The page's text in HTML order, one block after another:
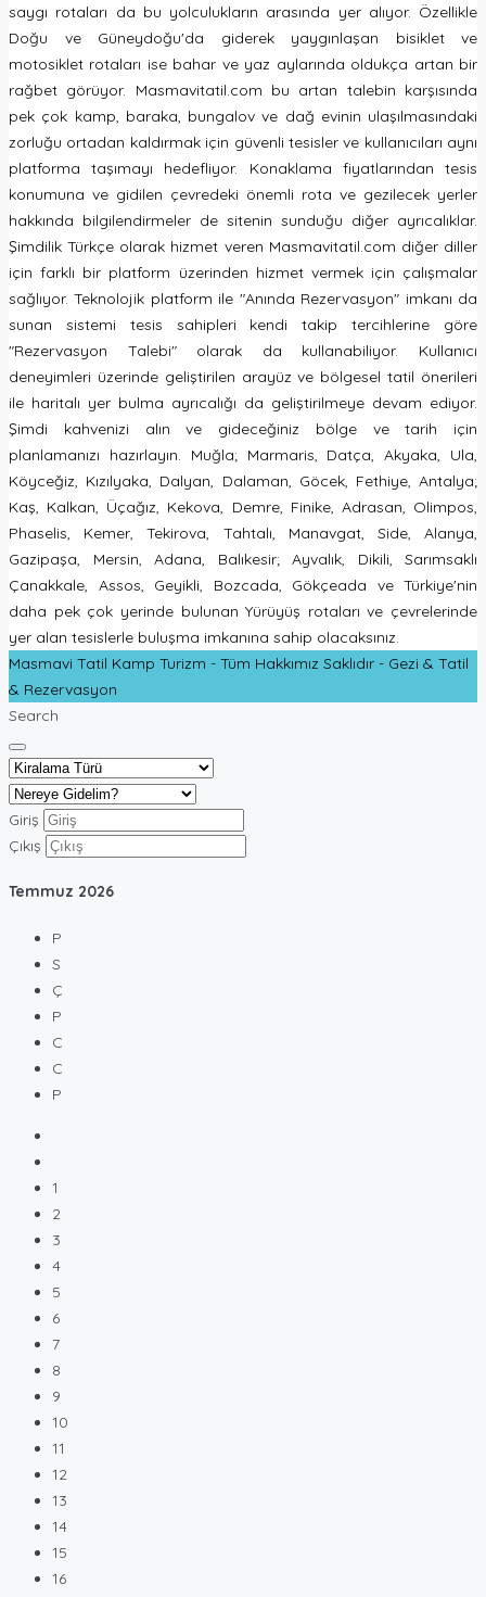
saygı rotaları da bu yolculukların arasında yer alıyor. Özellikle
Doğu ve Güneydoğu'da giderek yaygınlaşan bisiklet ve
motosiklet rotaları ise bahar ve yaz aylarında oldukça artan bir
rağbet görüyor. Masmavitatil.com bu artan talebin karşısında
pek çok kamp, baraka, bungalov ve dağ evinin ulaşılmasındaki
zorluğu ortadan kaldırmak için güvenli tesisler ve kullanıcıları aynı
platforma taşımayı hedefliyor. Konaklama fiyatlarından tesis
konumuna ve gidilen çevredeki önemli rota ve gezilecek yerler
hakkında bilgilendirmeler de sitenin sunduğu diğer ayrıcalıklar.
Şimdilik Türkçe olarak hizmet veren Masmavitatil.com diğer diller
için farklı bir platform üzerinden hizmet vermek için çalışmalar
sağlıyor. Teknolojik platform ile "Anında Rezervasyon" imkanı da
sunan sistemi tesis sahipleri kendi takip tercihlerine göre
"Rezervasyon Talebi" olarak da kullanabiliyor. Kullanıcı
deneyimleri üzerinde geliştirilen arayüz ve bölgesel tatil önerileri
ile haritalı yer bulma ayrıcalığı da geliştirilmeye devam ediyor.
Şimdi kahvenizi alın ve gideceğiniz bölge ve tarih için
planlamanızı hazırlayın. Muğla; Marmaris, Datça, Akyaka, Ula,
Köyceğiz, Kızılyaka, Dalyan, Dalaman, Göcek, Fethiye, Antalya;
Kaş, Kalkan, Üçağız, Kekova, Demre, Finike, Adrasan, Olimpos,
Phaselis, Kemer, Tekirova, Tahtalı, Manavgat, Side, Alanya,
Gazipaşa, Mersin, Adana, Balıkesir; Ayvalık, Dikili, Sarımsaklı
Çanakkale, Assos, Geyikli, Bozcada, Gökçeada ve Türkiye'nin
daha pek çok yerinde bulunan Yürüyüş rotaları ve çevrelerinde
yer alan tesislerle buluşma imkanına sahip olacaksınız.
Masmavi Tatil Kamp Turizm - Tüm Hakkımız Saklıdır - Gezi & Tatil
& Rezervasyon
Search
Giriş
Çıkış
Temmuz 2026
P
S
Ç
P
C
C
P
1
2
3
4
5
6
7
8
9
10
11
12
13
14
15
16